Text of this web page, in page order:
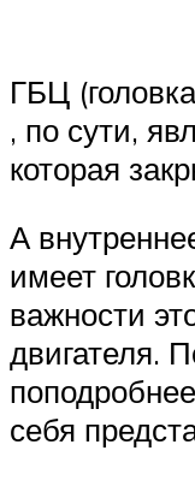
ГБЦ
, по сути,
которая
А
имеет
важности
двигателя.
себя